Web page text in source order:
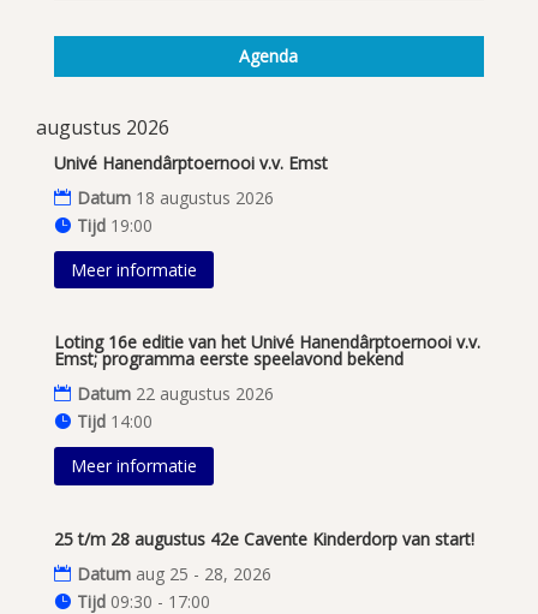
Agenda
augustus 2026
Univé Hanendârptoernooi v.v. Emst
Datum 18 augustus 2026
Tijd 19:00
Meer informatie
Loting 16e editie van het Univé Hanendârptoernooi v.v.
Emst; programma eerste speelavond bekend
Datum 22 augustus 2026
Tijd 14:00
Meer informatie
25 t/m 28 augustus 42e Cavente Kinderdorp van start!
Datum aug 25 - 28, 2026
Tijd 09:30 - 17:00